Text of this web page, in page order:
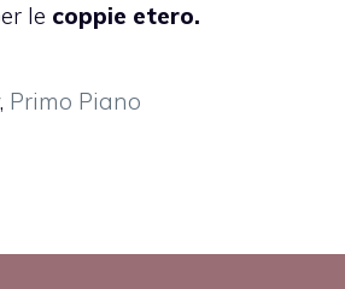
le coppie etero.
, Primo Piano